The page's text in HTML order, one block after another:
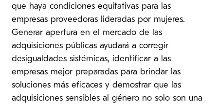
que haya condiciones equitativas para las
empresas proveedoras lideradas por mujeres.
Generar apertura en el mercado de las
adquisiciones públicas ayudará a corregir
desigualdades sistémicas, identificar a las
empresas mejor preparadas para brindar las
soluciones más eficaces y demostrar que las
adquisiciones sensibles al género no solo son una